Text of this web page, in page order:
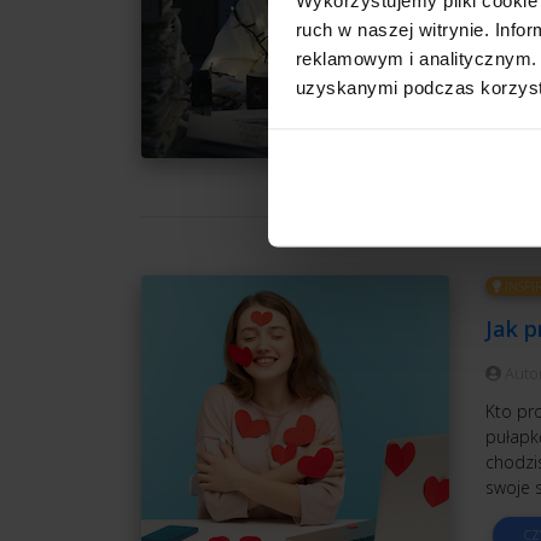
ruch w naszej witrynie.
reklamowym i
uzyskanymi podczas
Jak
Kto
swoje